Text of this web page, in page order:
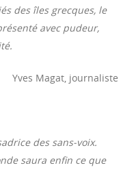
des îles grecques, le
avec pudeur,
Yves Magat, journaliste
des sans-voix.
saura enfin ce que